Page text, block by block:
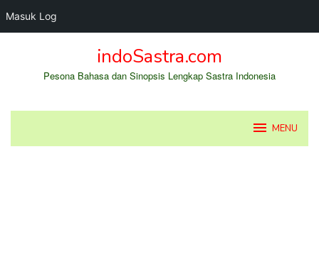
Masuk Log
indoSastra.com
Pesona Bahasa dan Sinopsis Lengkap Sastra Indonesia
MENU